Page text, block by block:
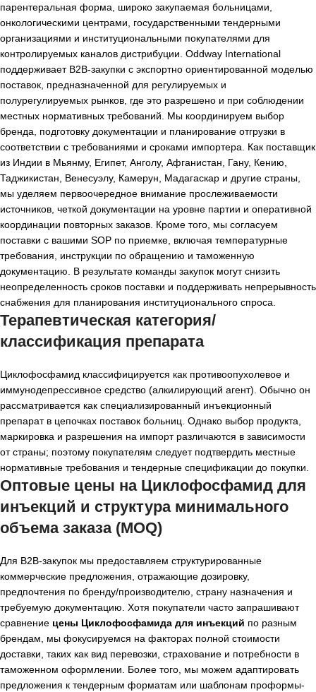
парентеральная форма, широко закупаемая больницами,
онкологическими центрами, государственными тендерными
организациями и институциональными покупателями для
контролируемых каналов дистрибуции. Oddway International
поддерживает B2B-закупки с экспортно ориентированной моделью
поставок, предназначенной для регулируемых и
полурегулируемых рынков, где это разрешено и при соблюдении
местных нормативных требований. Мы координируем выбор
бренда, подготовку документации и планирование отгрузки в
соответствии с требованиями и сроками импортера. Как поставщик
из Индии в Мьянму, Египет, Анголу, Афганистан, Гану, Кению,
Таджикистан, Венесуэлу, Камерун, Мадагаскар и другие страны,
мы уделяем первоочередное внимание прослеживаемости
источников, четкой документации на уровне партии и оперативной
координации повторных заказов. Кроме того, мы согласуем
поставки с вашими SOP по приемке, включая температурные
требования, инструкции по обращению и таможенную
документацию. В результате команды закупок могут снизить
неопределенность сроков поставки и поддерживать непрерывность
снабжения для планирования институционального спроса.
Терапевтическая категория/
классификация препарата
Циклофосфамид классифицируется как противоопухолевое и
иммунодепрессивное средство (алкилирующий агент). Обычно он
рассматривается как специализированный инъекционный
препарат в цепочках поставок больниц. Однако выбор продукта,
маркировка и разрешения на импорт различаются в зависимости
от страны; поэтому покупателям следует подтвердить местные
нормативные требования и тендерные спецификации до покупки.
Оптовые цены на Циклофосфамид для
инъекций и структура минимального
объема заказа (MOQ)
Для B2B-закупок мы предоставляем структурированные
коммерческие предложения, отражающие дозировку,
предпочтения по бренду/производителю, страну назначения и
требуемую документацию. Хотя покупатели часто запрашивают
сравнение цены Циклофосфамида для инъекций по разным
брендам, мы фокусируемся на факторах полной стоимости
доставки, таких как вид перевозки, страхование и потребности в
таможенном оформлении. Более того, мы можем адаптировать
предложения к тендерным форматам или шаблонам проформы-